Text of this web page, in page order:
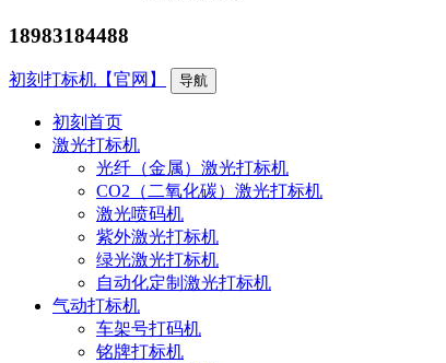
18983184488
初刻打标机【官网】 导航
初刻首页
激光打标机
光纤（金属）激光打标机
CO2（二氧化碳）激光打标机
激光喷码机
紫外激光打标机
绿光激光打标机
自动化定制激光打标机
气动打标机
车架号打码机
铭牌打标机